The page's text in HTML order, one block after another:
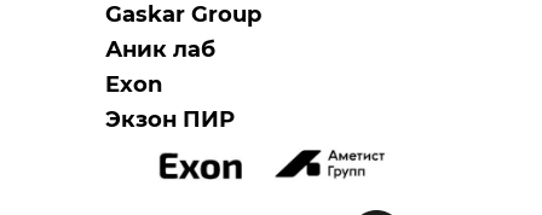
Gaskar Group
Аник лаб
Exon
Экзон ПИР